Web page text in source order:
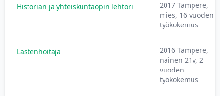
Historian ja yhteiskuntaopin lehtori
2017 Tampere,
mies, 16 vuoden
työkokemus
Lastenhoitaja
2016 Tampere,
nainen 21v, 2
vuoden
työkokemus